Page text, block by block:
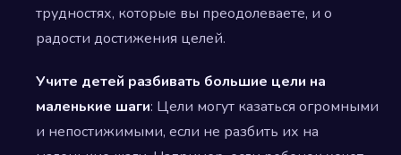
трудностях, которые вы преодолеваете, и о
радости достижения целей.
Учите детей разбивать большие цели на
маленькие шаги: Цели могут казаться огромными
и непостижимыми, если не разбить их на